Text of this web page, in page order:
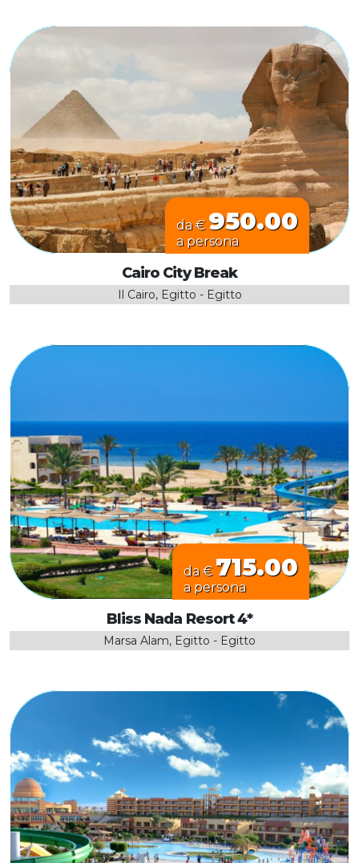
da € 950.00
a persona
Cairo City Break
Il Cairo, Egitto - Egitto
da € 715.00
a persona
Bliss Nada Resort 4*
Marsa Alam, Egitto - Egitto